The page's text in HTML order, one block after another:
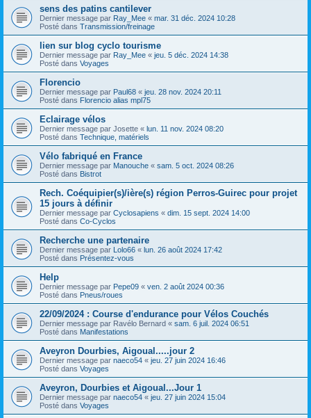
sens des patins cantilever
Dernier message par Ray_Mee « mar. 31 déc. 2024 10:28
Posté dans Transmission/freinage
lien sur blog cyclo tourisme
Dernier message par Ray_Mee « jeu. 5 déc. 2024 14:38
Posté dans Voyages
Florencio
Dernier message par Paul68 « jeu. 28 nov. 2024 20:11
Posté dans Florencio alias mpl75
Eclairage vélos
Dernier message par Josette « lun. 11 nov. 2024 08:20
Posté dans Technique, matériels
Vélo fabriqué en France
Dernier message par Manouche « sam. 5 oct. 2024 08:26
Posté dans Bistrot
Rech. Coéquipier(s)/ière(s) région Perros-Guirec pour projet
15 jours à définir
Dernier message par Cyclosapiens « dim. 15 sept. 2024 14:00
Posté dans Co-Cyclos
Recherche une partenaire
Dernier message par Lolo66 « lun. 26 août 2024 17:42
Posté dans Présentez-vous
Help
Dernier message par Pepe09 « ven. 2 août 2024 00:36
Posté dans Pneus/roues
22/09/2024 : Course d'endurance pour Vélos Couchés
Dernier message par Ravélo Bernard « sam. 6 juil. 2024 06:51
Posté dans Manifestations
Aveyron Dourbies, Aigoual.....jour 2
Dernier message par naeco54 « jeu. 27 juin 2024 16:46
Posté dans Voyages
Aveyron, Dourbies et Aigoual...Jour 1
Dernier message par naeco54 « jeu. 27 juin 2024 15:04
Posté dans Voyages